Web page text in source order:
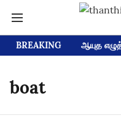
BREAKING ஆயுத
boat